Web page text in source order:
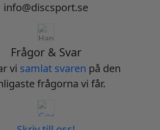
info@discsport.se
Frågor & Svar
vi samlat svaren på den
frågorna vi får.